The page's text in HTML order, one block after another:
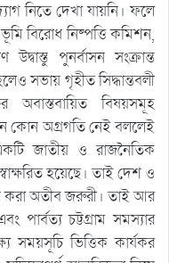
নিতে দেখা যায়নি। ফলে
ভূমি বিরোধ নিষ্পত্তি কমিশন,
পুনর্বাসন সংক্রান্ত
সভায় গৃহীত সিদ্ধান্তবলী
অবাস্তবায়িত বিষয়সমূহ
কোন অগ্রগতি নেই বললেই
জাতীয় ও রাজনৈতিক
হয়েছে। তাই দেশ ও
করা অতীব জরুরী। তাই আর
পার্বত্য চট্টগ্রাম সমস্যার
সময়সূচি ভিত্তিক কার্যকর